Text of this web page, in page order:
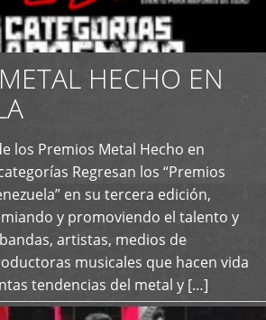
HECHO EN
los Premios Metal Hecho en
Regresan los “Premios
en su tercera edición,
y promoviendo el talento y
artistas, medios de
musicales que hacen vida
tendencias del metal y […]
+